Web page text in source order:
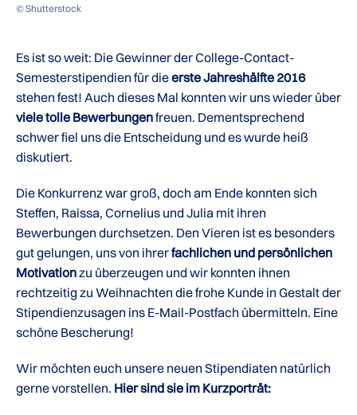
© Shutterstock
Es ist so weit: Die Gewinner der College-Contact-
Semesterstipendien für dieerste Jahreshälfte 2016
stehen fest! Auch dieses Mal konnten wir uns wieder über
viele tolle Bewerbungenfreuen. Dementsprechend
schwer fiel uns die Entscheidung und es wurde heiß
diskutiert.
Die Konkurrenz war groß, doch am Ende konnten sich
Steffen, Raissa, Cornelius und Julia mit ihren
Bewerbungen durchsetzen. Den Vieren ist es besonders
gut gelungen, uns von ihrerfachlichen und persönlichen
Motivationzu überzeugen und wir konnten ihnen
rechtzeitig zu Weihnachten die frohe Kunde in Gestalt der
Stipendienzusagen ins E-Mail-Postfach übermitteln. Eine
schöne Bescherung!
Wir möchten euch unsere neuen Stipendiaten natürlich
gerne vorstellen. Hier sind sie im Kurzporträt: